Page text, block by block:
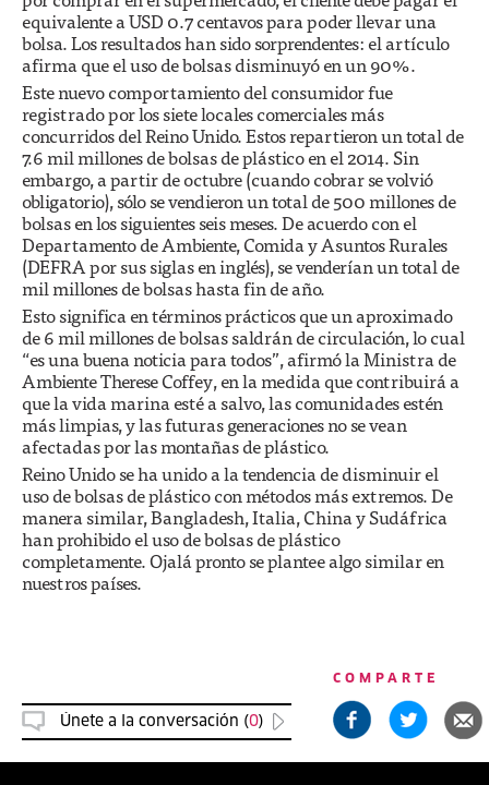
equivalente a USD 0.7 centavos para poder llevar una
bolsa. Los resultados han sido sorprendentes: el artículo
afirma que el uso de bolsas disminuyó en un 90%.
Este nuevo comportamiento del consumidor fue
registrado por los siete locales comerciales más
concurridos del Reino Unido. Estos repartieron un total de
7.6 mil millones de bolsas de plástico en el 2014. Sin
embargo, a partir de octubre (cuando cobrar se volvió
obligatorio), sólo se vendieron un total de 500 millones de
bolsas en los siguientes seis meses. De acuerdo con el
Departamento de Ambiente, Comida y Asuntos Rurales
(DEFRA por sus siglas en inglés), se venderían un total de
mil millones de bolsas hasta fin de año.
Esto significa en términos prácticos que un aproximado
de 6 mil millones de bolsas saldrán de circulación, lo cual
“es una buena noticia para todos”, afirmó la Ministra de
Ambiente Therese Coffey, en la medida que contribuirá a
que la vida marina esté a salvo, las comunidades estén
más limpias, y las futuras generaciones no se vean
afectadas por las montañas de plástico.
Reino Unido se ha unido a la tendencia de disminuir el
uso de bolsas de plástico con métodos más extremos. De
manera similar, Bangladesh, Italia, China y Sudáfrica
han prohibido el uso de bolsas de plástico
completamente. Ojalá pronto se plantee algo similar en
nuestros países.
Únete a la conversación (0)
COMPARTE